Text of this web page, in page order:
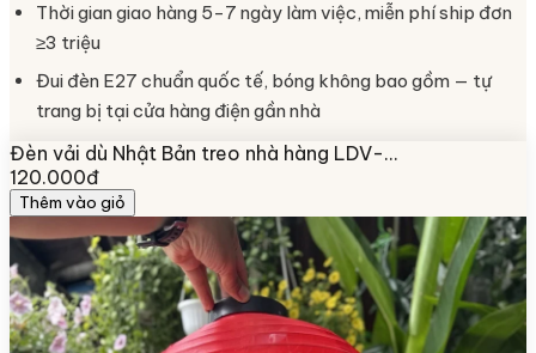
Thời gian giao hàng 5-7 ngày làm việc, miễn phí ship đơn
≥3 triệu
Đui đèn E27 chuẩn quốc tế, bóng không bao gồm — tự
trang bị tại cửa hàng điện gần nhà
Đèn vải dù Nhật Bản treo nhà hàng LDV-…
120.000đ
Thêm vào giỏ